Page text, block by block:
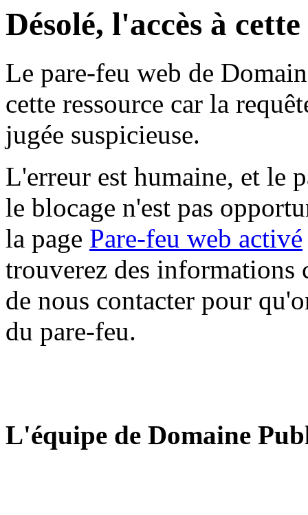
Désolé, l'accès à
Le pare-feu web de
cette ressource car la
jugée suspicieuse.
L'erreur est humaine, et le
le blocage n'est pas
la page Pare-feu web activé
trouverez des informations
de nous contacter pour
du pare-feu.
L'équipe de Domaine